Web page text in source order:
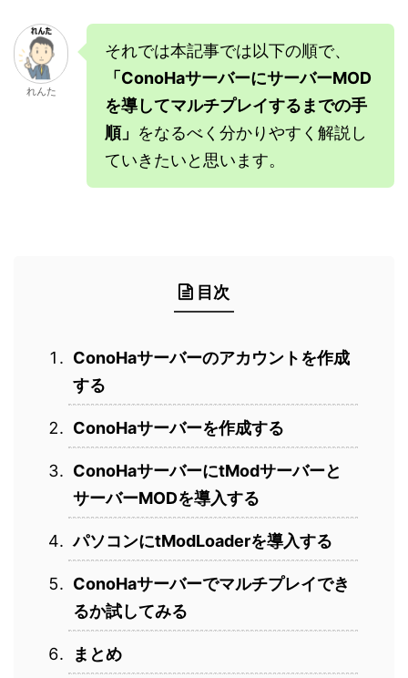
れんた
それでは本記事では以下の順で、
「ConoHaサーバーにサーバーMOD
を導してマルチプレイするまでの手
順」 をなるべく分かりやすく解説し
ていきたいと思います。
目次
ConoHaサーバーのアカウントを作成
する
ConoHaサーバーを作成する
ConoHaサーバーにtModサーバーと
サーバーMODを導入する
パソコンにtModLoaderを導入する
ConoHaサーバーでマルチプレイでき
るか試してみる
まとめ